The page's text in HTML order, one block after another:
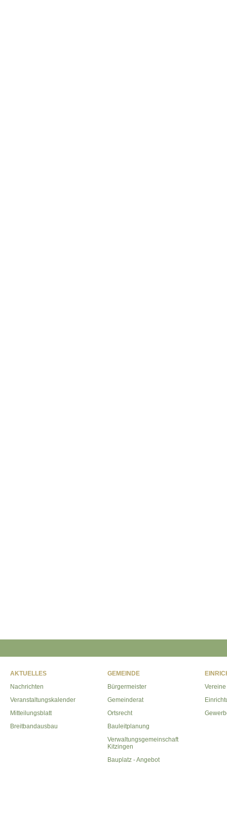
AKTUELLES
Nachrichten
Veranstaltungskalender
Mitteilungsblatt
Breitbandausbau
GEMEINDE
Bürgermeister
Gemeinderat
Ortsrecht
Bauleitplanung
Verwaltungsgemeinschaft
Kitzingen
Bauplatz - Angebot